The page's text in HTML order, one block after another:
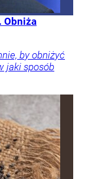
Obniża
by obniżyć
jaki sposób